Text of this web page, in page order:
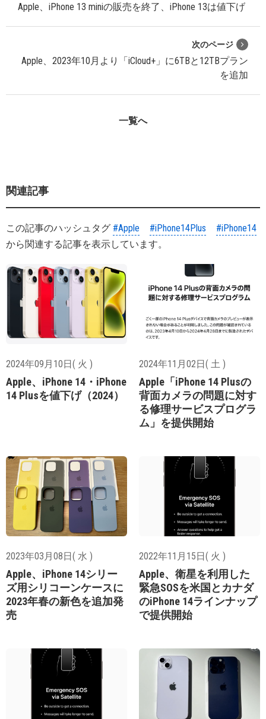
Apple、iPhone 13 miniの販売を終了、iPhone 13は値下げ
次のページ
Apple、2023年10月より「iCloud+」に6TBと12TBプラン
を追加
一覧へ
関連記事
この記事のハッシュタグ #Apple #iPhone14Plus
#iPhone14
から関連する記事を表示しています。
2024年09月10日( 火 )
Apple、iPhone 14・iPhone
14 Plusを値下げ（2024）
2024年11月02日( 土 )
Apple「iPhone 14 Plusの
背面カメラの問題に対す
る修理サービスプログラ
ム」を提供開始
2023年03月08日( 水 )
Apple、iPhone 14シリー
ズ用シリコーンケースに
2023年春の新色を追加発
売
2022年11月15日( 火 )
Apple、衛星を利用した
緊急SOSを米国とカナダ
のiPhone 14ラインナップ
で提供開始